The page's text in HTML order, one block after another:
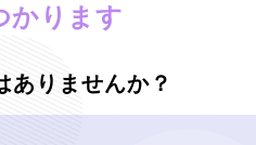
かります
ありませんか？